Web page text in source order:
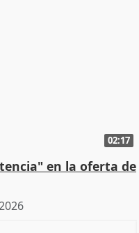
02:17
en la oferta de